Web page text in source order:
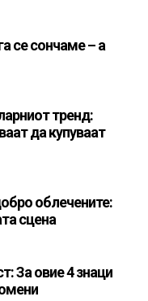
се сончаме – а
тренд:
да купуваат
облечените:
сцена
За овие 4 знаци